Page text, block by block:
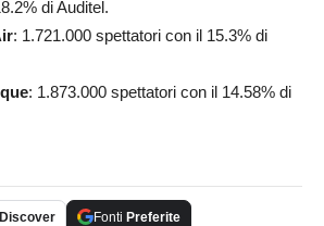
di Auditel.
: 1.721.000 spettatori con il 15.3% di
: 1.873.000 spettatori con il 14.58% di
Discover Fonti Preferite